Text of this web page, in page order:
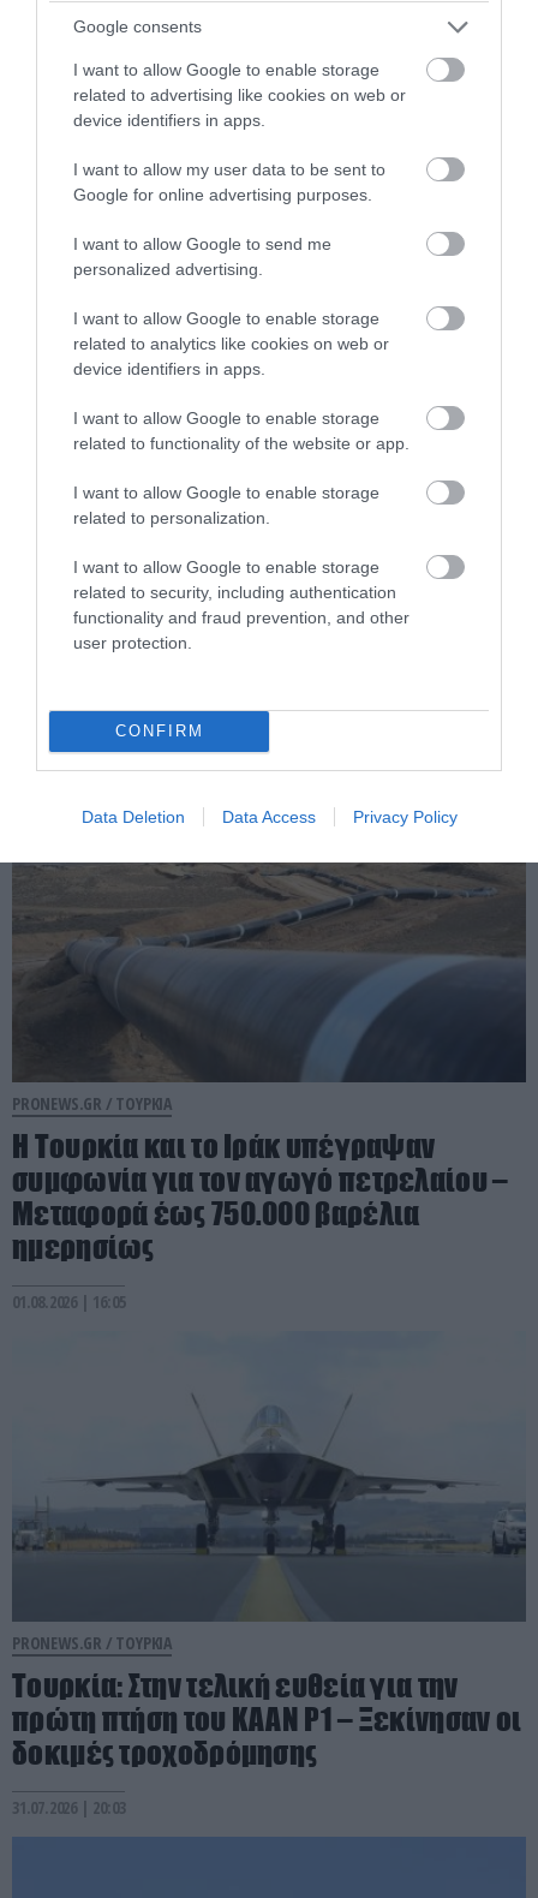
Google consents
I want to allow Google to enable storage
related to advertising like cookies on web or
device identifiers in apps.
I want to allow my user data to be sent to
Google for online advertising purposes.
I want to allow Google to send me
personalized advertising.
I want to allow Google to enable storage
related to analytics like cookies on web or
device identifiers in apps.
I want to allow Google to enable storage
related to functionality of the website or app.
I want to allow Google to enable storage
related to personalization.
I want to allow Google to enable storage
related to security, including authentication
functionality and fraud prevention, and other
user protection.
CONFIRM
Data Deletion Data Access Privacy Policy
PRONEWS.GR /ΤΟΥΡΚΙΑ
Ξεκίνησε η κατασκευή των νέων
τουρκικών Eurofighter – Θα
συνοδεύονται από Meteor
02.08.2026 | 15:17
PRONEWS.GR /ΤΟΥΡΚΙΑ
Τουρκάλα τραγουδίστρια βγήκε στην
ξεχνώντας να φορέσει εσώρουχο!
PRONEWS.GR / ΤΟΥΡΚΙΑ
Η Τουρκία και το Ιράκ υπέγραψαν
συμφωνία για τον αγωγό πετρελαίου –
Μεταφορά έως 750.000 βαρέλια
ημερησίως
01.08.2026 | 16:05
PRONEWS.GR / ΤΟΥΡΚΙΑ
Τουρκία: Στην τελική ευθεία για την
πρώτη πτήση του KAAN P1 – Ξεκίνησαν οι
δοκιμές τροχοδρόμησης
31.07.2026 | 20:03